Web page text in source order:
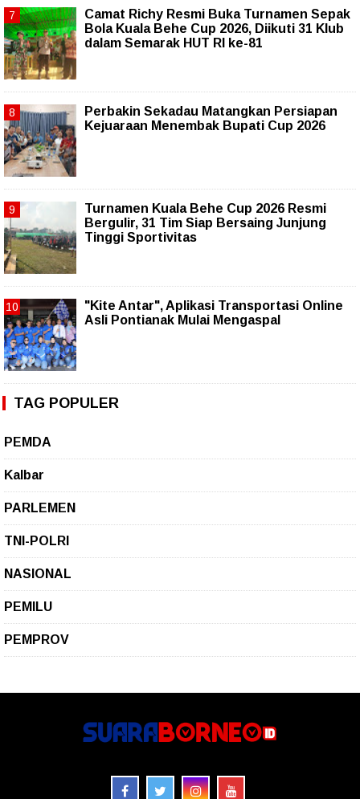
Camat Richy Resmi Buka Turnamen Sepak
Bola Kuala Behe Cup 2026, Diikuti 31 Klub
dalam Semarak HUT RI ke-81
Perbakin Sekadau Matangkan Persiapan
Kejuaraan Menembak Bupati Cup 2026
Turnamen Kuala Behe Cup 2026 Resmi
Bergulir, 31 Tim Siap Bersaing Junjung
Tinggi Sportivitas
"Kite Antar", Aplikasi Transportasi Online
Asli Pontianak Mulai Mengaspal
TAG POPULER
PEMDA
Kalbar
PARLEMEN
TNI-POLRI
NASIONAL
PEMILU
PEMPROV